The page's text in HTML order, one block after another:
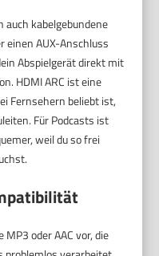
auch kabelgebundene
einen AUX-Anschluss
Abspielgerät direkt mit
HDMI ARC ist eine
Fernsehern beliebt ist,
Für Podcasts ist
weil du so frei
oder AAC vor, die